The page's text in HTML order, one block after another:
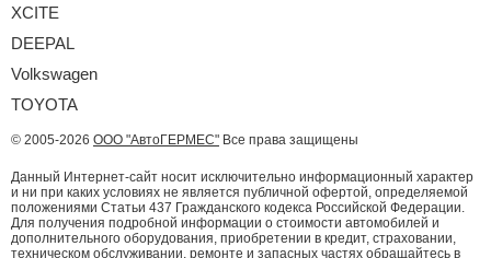
XCITE
DEEPAL
Volkswagen
TOYOTA
© 2005-2026 ООО "АвтоГЕРМЕС" Все права защищены
Данный Интернет-сайт носит исключительно информационный характер
и ни при каких условиях не является публичной офертой, определяемой
положениями Статьи 437 Гражданского кодекса Российской Федерации.
Для получения подробной информации о стоимости автомобилей и
дополнительного оборудования, приобретении в кредит, страховании,
техническом обслуживании, ремонте и запасных частях обращайтесь в